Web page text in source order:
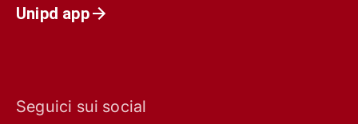
Unipd app
Seguici sui social